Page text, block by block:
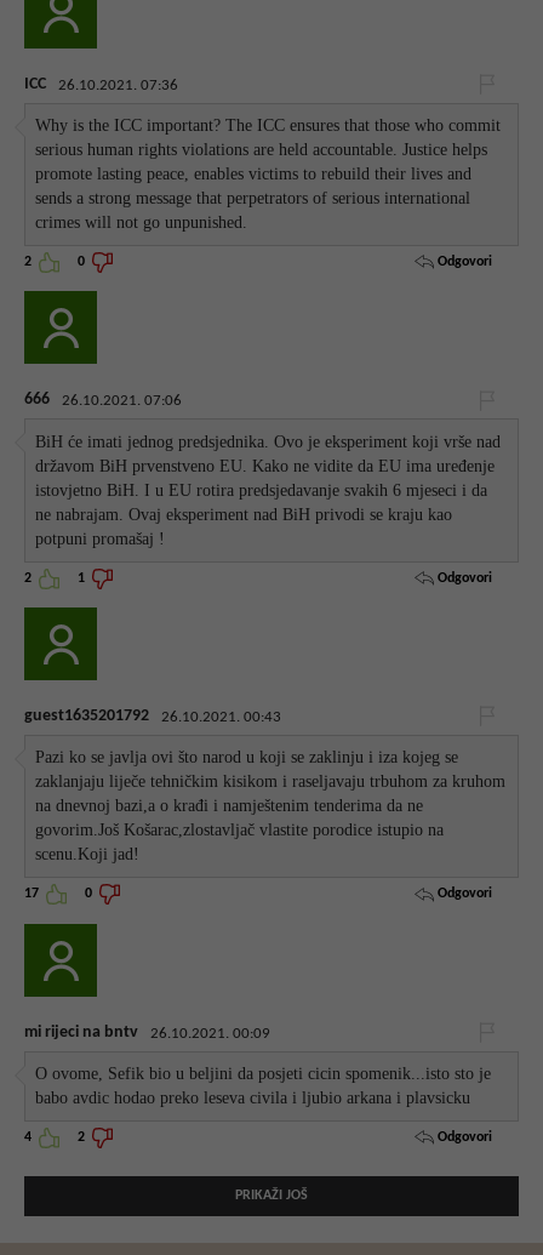
ICC 26.10.2021. 07:36
Why is the ICC important? The ICC ensures that those who commit
serious human rights violations are held accountable. Justice helps
promote lasting peace, enables victims to rebuild their lives and
sends a strong message that perpetrators of serious international
crimes will not go unpunished.
2 0 Odgovori
666 26.10.2021. 07:06
BiH će imati jednog predsjednika. Ovo je eksperiment koji vrše nad
državom BiH prvenstveno EU. Kako ne vidite da EU ima uređenje
istovjetno BiH. I u EU rotira predsjedavanje svakih 6 mjeseci i da
ne nabrajam. Ovaj eksperiment nad BiH privodi se kraju kao
potpuni promašaj !
2 1 Odgovori
guest1635201792 26.10.2021. 00:43
Pazi ko se javlja ovi što narod u koji se zaklinju i iza kojeg se
zaklanjaju liječe tehničkim kisikom i raseljavaju trbuhom za kruhom
na dnevnoj bazi,a o krađi i namještenim tenderima da ne
govorim.Još Košarac,zlostavljač vlastite porodice istupio na
scenu.Koji jad!
17 0 Odgovori
mi rijeci na bntv 26.10.2021. 00:09
O ovome, Sefik bio u beljini da posjeti cicin spomenik...isto sto je
babo avdic hodao preko leseva civila i ljubio arkana i plavsicku
4 2 Odgovori
PRIKAŽI JOŠ